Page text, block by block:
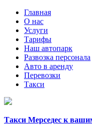
Главная
О нас
Услуги
Тарифы
Наш автопарк
Развозка персонала
Авто в аренду
Перевозки
Такси
Такси Мерседес к